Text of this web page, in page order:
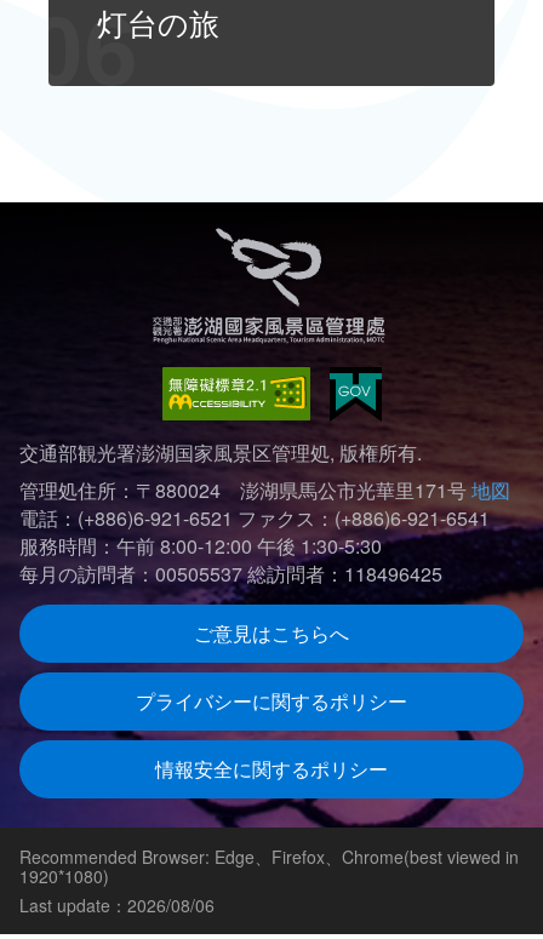
灯台の旅
交通部観光署澎湖国家風景区管理処, 版権所有.
管理処住所：〒880024 澎湖県馬公市光華里171号地図
電話：(+886)6-921-6521 ファクス：(+886)6-921-6541
服務時間：午前 8:00-12:00 午後 1:30-5:30
每月の訪問者：00505537総訪問者：118496425
ご意見はこちらへ
プライバシーに関するポリシー
情報安全に関するポリシー
Recommended Browser: Edge、Firefox、Chrome(best viewed in
1920*1080)
Last update：2026/08/06